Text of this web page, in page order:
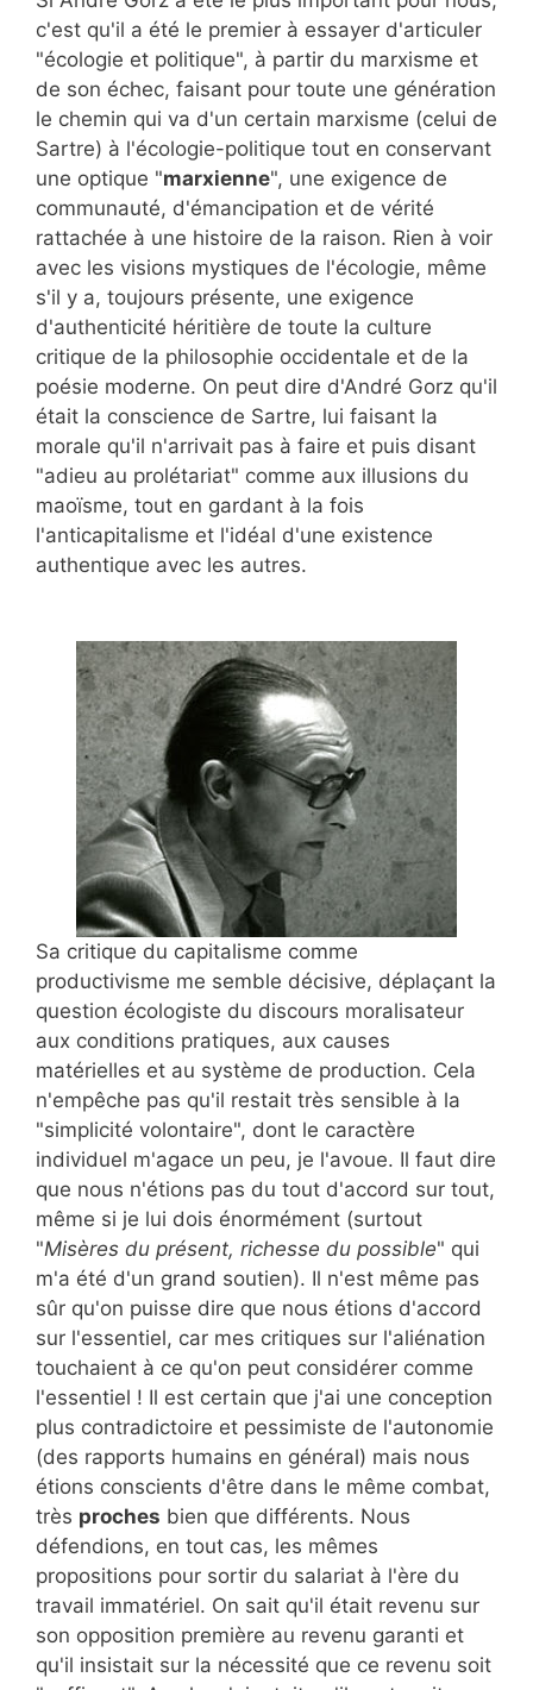
c'est qu'il a été le premier à essayer d'articuler
"écologie et politique", à partir du marxisme et
de son échec, faisant pour toute une génération
le chemin qui va d'un certain marxisme (celui de
Sartre) à l'écologie-politique tout en conservant
une optique "marxienne", une exigence de
communauté, d'émancipation et de vérité
rattachée à une histoire de la raison. Rien à voir
avec les visions mystiques de l'écologie, même
s'il y a, toujours présente, une exigence
d'authenticité héritière de toute la culture
critique de la philosophie occidentale et de la
poésie moderne. On peut dire d'André Gorz qu'il
était la conscience de Sartre, lui faisant la
morale qu'il n'arrivait pas à faire et puis disant
"adieu au prolétariat" comme aux illusions du
maoïsme, tout en gardant à la fois
l'anticapitalisme et l'idéal d'une existence
authentique avec les autres.
Sa critique du capitalisme comme
productivisme me semble décisive, déplaçant la
question écologiste du discours moralisateur
aux conditions pratiques, aux causes
matérielles et au système de production. Cela
n'empêche pas qu'il restait très sensible à la
"simplicité volontaire", dont le caractère
individuel m'agace un peu, je l'avoue. Il faut dire
que nous n'étions pas du tout d'accord sur tout,
même si je lui dois énormément (surtout
"Misères du présent, richesse du possible" qui
m'a été d'un grand soutien). Il n'est même pas
sûr qu'on puisse dire que nous étions d'accord
sur l'essentiel, car mes critiques sur l'aliénation
touchaient à ce qu'on peut considérer comme
l'essentiel ! Il est certain que j'ai une conception
plus contradictoire et pessimiste de l'autonomie
(des rapports humains en général) mais nous
étions conscients d'être dans le même combat,
très proches bien que différents. Nous
défendions, en tout cas, les mêmes
propositions pour sortir du salariat à l'ère du
travail immatériel. On sait qu'il était revenu sur
son opposition première au revenu garanti et
qu'il insistait sur la nécessité que ce revenu soit